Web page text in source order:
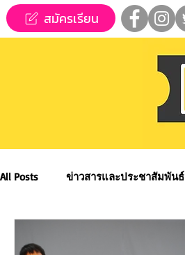
สมัครเรียน
All Posts ข่าวสารและประชาสัมพันธ์